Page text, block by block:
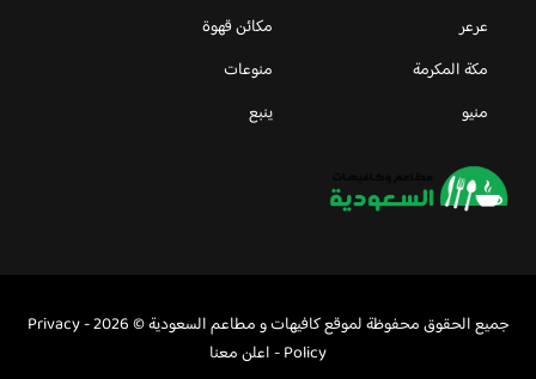
عرعر
مكائن قهوة
مكة المكرمة
منوعات
منيو
ينبع
جميع الحقوق محفوظة لموقع كافيهات و مطاعم السعودية © 2026 -
Privacy
Policy
-اعلن معنا